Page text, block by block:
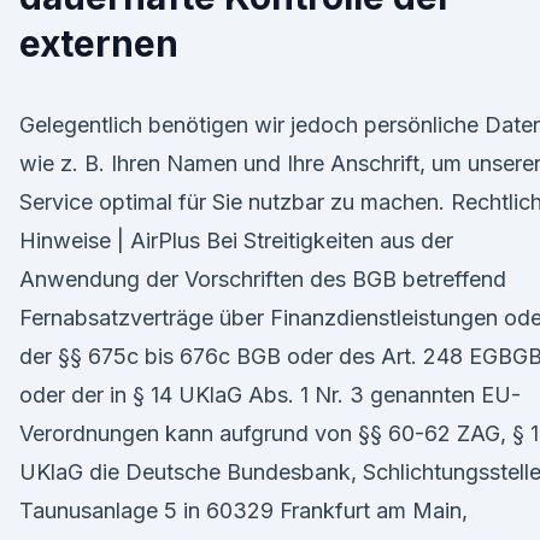
externen
Gelegentlich benötigen wir jedoch persönliche
wie z. B. Ihren Namen und Ihre Anschrift, um
Service optimal für Sie nutzbar zu machen.
Hinweise | AirPlus Bei Streitigkeiten aus der
Anwendung der Vorschriften des BGB betreffend
Fernabsatzverträge über Finanzdienstleistungen
der §§ 675c bis 676c BGB oder des Art. 248 EGBGB
oder der in § 14 UKlaG Abs. 1 Nr. 3 genannten EU-
Verordnungen kann aufgrund von §§ 60-62 ZAG, §
UKlaG die Deutsche Bundesbank,
Taunusanlage 5 in 60329 Frankfurt am Main,